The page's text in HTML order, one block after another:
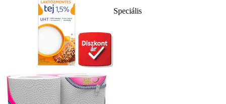
Speciális